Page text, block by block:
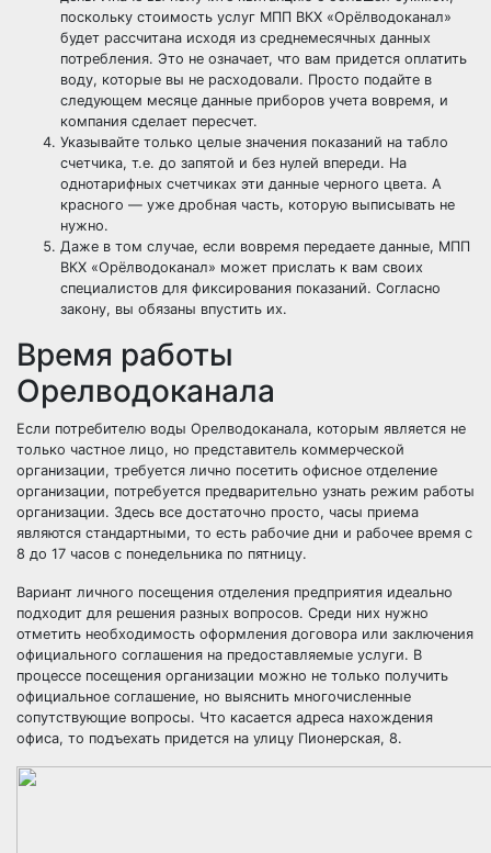
поскольку стоимость услуг МПП ВКХ «Орёлводоканал»
будет рассчитана исходя из среднемесячных данных
потребления. Это не означает, что вам придется оплатить
воду, которые вы не расходовали. Просто подайте в
следующем месяце данные приборов учета вовремя, и
компания сделает пересчет.
Указывайте только целые значения показаний на табло
счетчика, т.е. до запятой и без нулей впереди. На
однотарифных счетчиках эти данные черного цвета. А
красного — уже дробная часть, которую выписывать не
нужно.
Даже в том случае, если вовремя передаете данные, МПП
ВКХ «Орёлводоканал» может прислать к вам своих
специалистов для фиксирования показаний. Согласно
закону, вы обязаны впустить их.
Время работы
Орелводоканала
Если потребителю воды Орелводоканала, которым является не
только частное лицо, но представитель коммерческой
организации, требуется лично посетить офисное отделение
организации, потребуется предварительно узнать режим работы
организации. Здесь все достаточно просто, часы приема
являются стандартными, то есть рабочие дни и рабочее время с
8 до 17 часов с понедельника по пятницу.
Вариант личного посещения отделения предприятия идеально
подходит для решения разных вопросов. Среди них нужно
отметить необходимость оформления договора или заключения
официального соглашения на предоставляемые услуги. В
процессе посещения организации можно не только получить
официальное соглашение, но выяснить многочисленные
сопутствующие вопросы. Что касается адреса нахождения
офиса, то подъехать придется на улицу Пионерская, 8.